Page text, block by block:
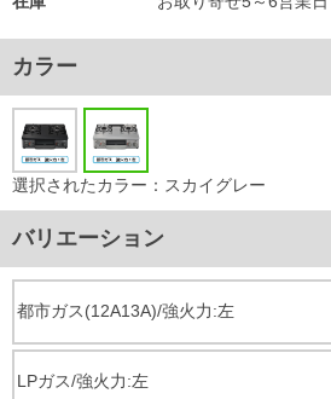
カラー
選択されたカラー：スカイグレー
バリエーション
都市ガス(12A13A)/強火力:左
LPガス/強火力:左